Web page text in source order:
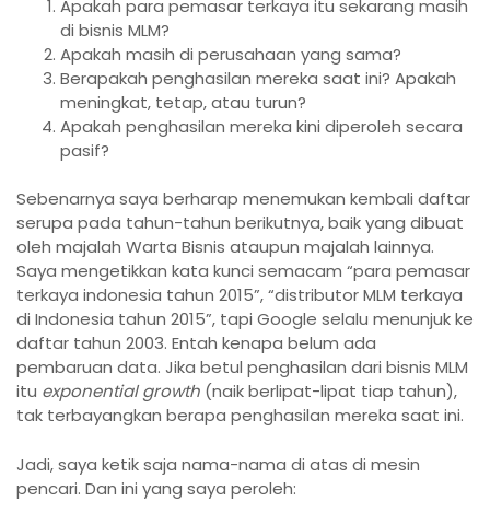
Apakah para pemasar terkaya itu sekarang masih
di bisnis MLM?
Apakah masih di perusahaan yang sama?
Berapakah penghasilan mereka saat ini? Apakah
meningkat, tetap, atau turun?
Apakah penghasilan mereka kini diperoleh secara
pasif?
Sebenarnya saya berharap menemukan kembali daftar
serupa pada tahun-tahun berikutnya, baik yang dibuat
oleh majalah Warta Bisnis ataupun majalah lainnya.
Saya mengetikkan kata kunci semacam “para pemasar
terkaya indonesia tahun 2015”, “distributor MLM terkaya
di Indonesia tahun 2015”, tapi Google selalu menunjuk ke
daftar tahun 2003. Entah kenapa belum ada
pembaruan data. Jika betul penghasilan dari bisnis MLM
itu exponential growth (naik berlipat-lipat tiap tahun),
tak terbayangkan berapa penghasilan mereka saat ini.
Jadi, saya ketik saja nama-nama di atas di mesin
pencari. Dan ini yang saya peroleh: